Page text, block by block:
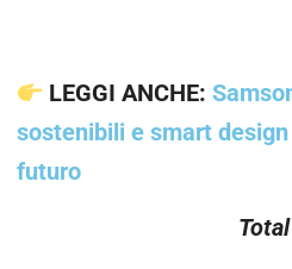
LEGGI ANCHE:
sostenibili e smart design
futuro